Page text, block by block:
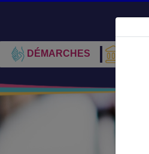
DÉMARCHES